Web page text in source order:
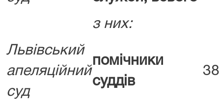
з них:
Львівський
апеляційний
суд
помічники
суддів
38